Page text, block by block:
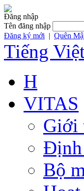
Đăng nhập
Tên đăng nhập
Đăng ký mới | Quên
Tiếng
H
VITAS
Giới
Định
Bộ